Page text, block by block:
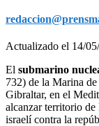
Actualizado el 14/
El submarino
732) de la Marina de
Gibraltar, en el
alcanzar territorio de
israelí contra la